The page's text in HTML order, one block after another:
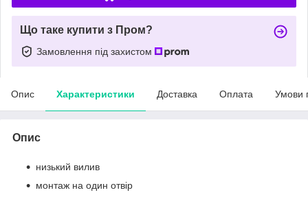
Що таке купити з Пром?
Замовлення під захистом
Опис Характеристики Доставка Оплата Умови
Опис
низький вилив
монтаж на один отвір